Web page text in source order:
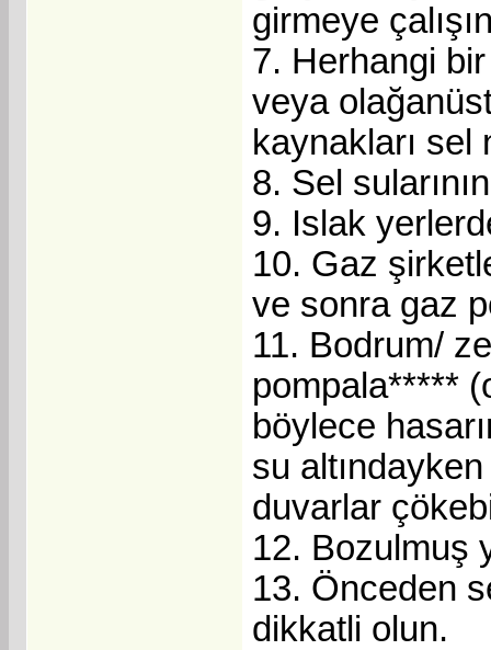
girmeye
7. Herhangi
veya
kaynakları
8. Sel
9. Islak
10. Gaz
ve sonra gaz
11. Bodrum/
pompala*****
böylece
su
duvarlar
12. Bozulmuş
13. Önceden
dikkatli olun.